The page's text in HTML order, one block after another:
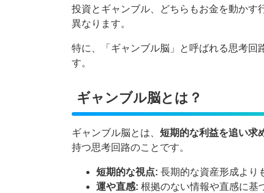
投資とギャンブル、どちらもお金を動かす
異なります。
特に、「ギャンブル脳」と呼ばれる思考回
す。
ギャンブル脳とは？
ギャンブル脳とは、 短期的な利益を追い求
持つ思考回路のことです。
短期的な視点: 長期的な資産形成より
運や直感: 根拠のない情報や直感に基